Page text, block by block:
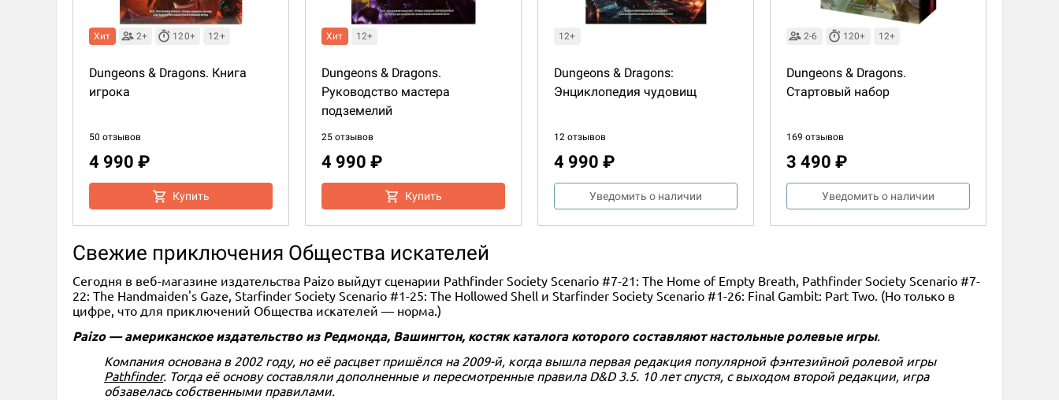
Хит 2+ 120+ 12+
Dungeons & Dragons. Книга
игрока
50 отзывов
4 990 ₽
Купить
Хит 12+
Dungeons & Dragons.
Руководство мастера
подземелий
25 отзывов
4 990 ₽
Купить
12+
Dungeons & Dragons:
Энциклопедия чудовищ
12 отзывов
4 990 ₽
Уведомить о наличии
2-6 120+ 12+
Dungeons & Dragons.
Стартовый набор
169 отзывов
3 490 ₽
Уведомить о наличии
Свежие приключения Общества искателей
Сегодня в веб-магазине издательства Paizo выйдут сценарии Pathfinder Society Scenario #7-21: The Home of Empty Breath, Pathfinder Society Scenario #7-
22: The Handmaiden's Gaze, Starfinder Society Scenario #1-25: The Hollowed Shell и Starfinder Society Scenario #1-26: Final Gambit: Part Two. (Но только в
цифре, что для приключений Общества искателей — норма.)
Paizo — американское издательство из Редмонда, Вашингтон, костяк каталога которого составляют настольные ролевые игры.
Компания основана в 2002 году, но её расцвет пришёлся на 2009-й, когда вышла первая редакция популярной фэнтезийной ролевой игры
Pathfinder. Тогда её основу составляли дополненные и пересмотренные правила D&D 3.5. 10 лет спустя, с выходом второй редакции, игра
обзавелась собственными правилами.